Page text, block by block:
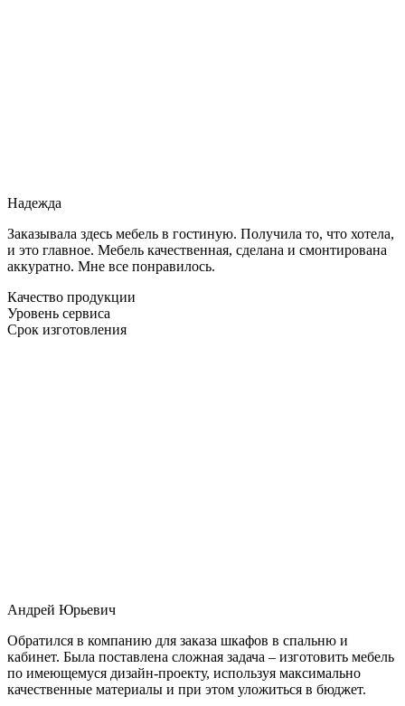
Надежда
Заказывала здесь мебель в гостиную. Получила то, что хотела,
и это главное. Мебель качественная, сделана и смонтирована
аккуратно. Мне все понравилось.
Качество продукции
Уровень сервиса
Срок изготовления
Андрей Юрьевич
Обратился в компанию для заказа шкафов в спальню и
кабинет. Была поставлена сложная задача – изготовить мебель
по имеющемуся дизайн-проекту, используя максимально
качественные материалы и при этом уложиться в бюджет.